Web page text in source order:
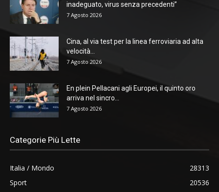
inadeguato, virus senza precedenti”
7 Agosto 2026
Cina, al via test per la linea ferroviaria ad alta
velocità...
7 Agosto 2026
En plein Pellacani agli Europei, il quinto oro
arriva nel sincro...
7 Agosto 2026
Categorie Più Lette
Italia / Mondo
28313
Sport
20536